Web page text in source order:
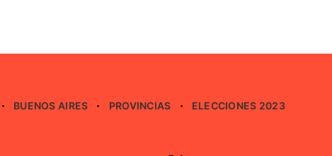
BUENOS AIRES PROVINCIAS ELECCIONES 2023